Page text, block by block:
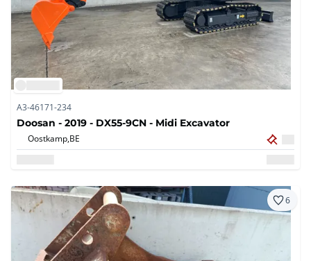
A3-46171-234
Doosan - 2019 - DX55-9CN - Midi Excavator
Oostkamp,BE
6